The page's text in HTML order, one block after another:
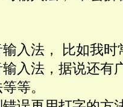
入法， 比如我时
入法，据说还有
等。